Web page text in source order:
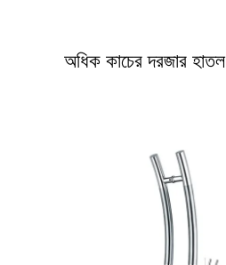
অধিক কাচের দরজার হাতল